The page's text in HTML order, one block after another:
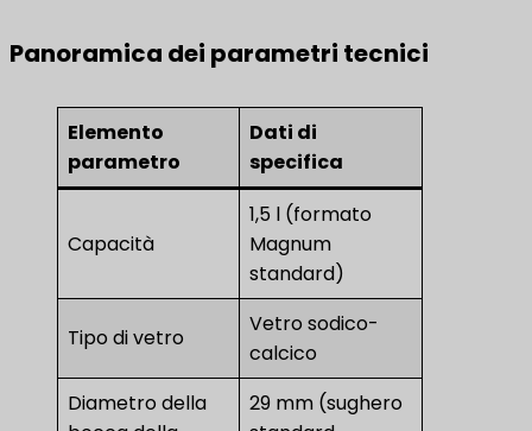
Panoramica dei parametri tecnici
Elemento
parametro
Dati di
specifica
Capacità
1,5 l (formato
Magnum
standard)
Tipo di vetro
Vetro sodico-
calcico
Diametro della
29 mm (sughero